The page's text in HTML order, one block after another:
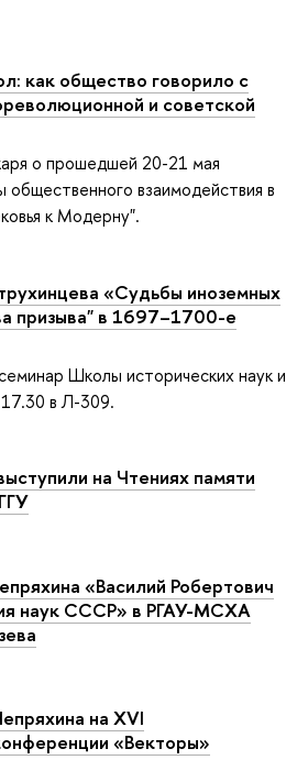
как общество говорило с
и советской
о прошедшей 20-21 мая
взаимодействия в
к Модерну".
«Судьбы иноземных
призыва" в 1697–1700-е
Школы исторических наук и
в Л-309.
на Чтениях памяти
«Василий Робертович
наук СССР» в РГАУ-МСХА
на XVI
«Векторы»